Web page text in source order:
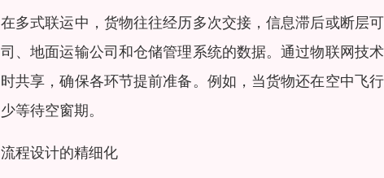
在多式联运中，货物往往经历多次交接，信息滞后或断层
司、地面运输公司和仓储管理系统的数据。通过物联网技
时共享，确保各环节提前准备。例如，当货物还在空中飞
少等待空窗期。
流程设计的精细化